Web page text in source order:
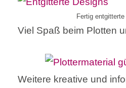
Fertig
Viel Spaß beim Plotten
Weitere kreative und